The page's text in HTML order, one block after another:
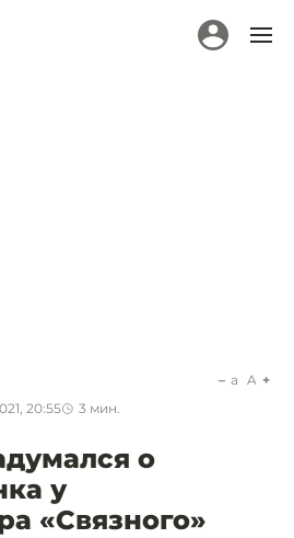
20:55 3 мин.
a A
о
у
«Связного»